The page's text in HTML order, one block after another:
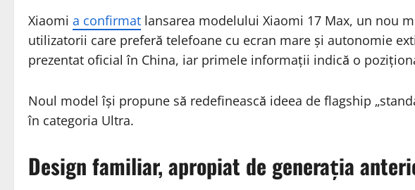
Xiaomi a confirmat lansarea modelului Xiaomi 17 Max, un nou
utilizatorii care preferă telefoane cu ecran mare și autonomie
prezentat oficial în China, iar primele informații indică o
Noul model își propune să redefinească ideea de flagship
în categoria Ultra.
Design familiar, apropiat de generația